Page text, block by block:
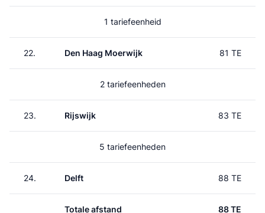
1 tariefeenheid
22. Den Haag Moerwijk 81 TE
2 tariefeenheden
23. Rijswijk 83 TE
5 tariefeenheden
24. Delft 88 TE
Totale afstand 88 TE